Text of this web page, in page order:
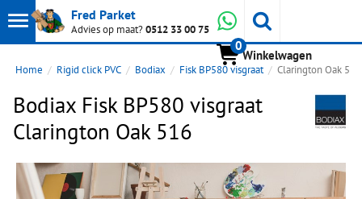
Toon
hoofdmenu
Fred Parket
Advies op maat?0512 33 00 75 Whatsapp
0
Winkelwagen
Home Rigid click PVC Bodiax Fisk BP580 visgraat Clarington Oak 516
Bodiax Fisk BP580 visgraat
Clarington Oak 516